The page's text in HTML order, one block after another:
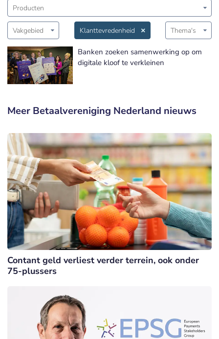
Producten
Vakgebied Klanttevredenheid Thema's
Banken zoeken samenwerking op om
digitale kloof te verkleinen
Meer Betaalvereniging Nederland nieuws
Contant geld verliest verder terrein, ook onder
75-plussers